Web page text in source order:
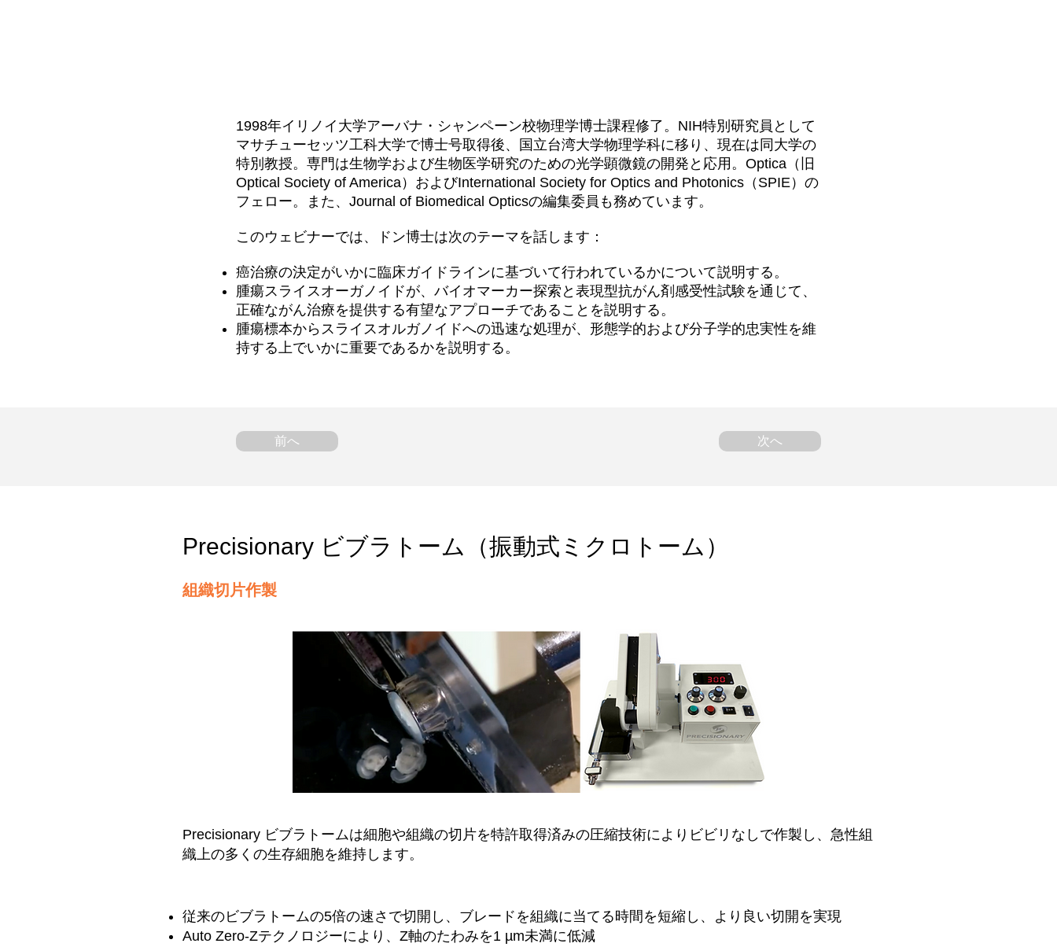
1998年イリノイ大学アーバナ・シャンペーン校物理学博士課程修了。NIH特別研究員として
マサチューセッツ工科大学で博士号取得後、国立台湾大学物理学科に移り、現在は同大学の
特別教授。専門は生物学および生物医学研究のための光学顕微鏡の開発と応用。Optica（旧
Optical Society of America）およびInternational Society for Optics and Photonics（SPIE）の
フェロー。また、Journal of Biomedical Opticsの編集委員も務めています。
このウェビナーでは、ドン博士は次のテーマを話します：
癌治療の決定がいかに臨床ガイドラインに基づいて行われているかについて説明する。
腫瘍スライスオーガノイドが、バイオマーカー探索と表現型抗がん剤感受性試験を通じて、
正確ながん治療を提供する有望なアプローチであることを説明する。
腫瘍標本からスライスオルガノイドへの迅速な処理が、形態学的および分子学的忠実性を維
持する上でいかに重要であるかを説明する。
前へ 次へ
Precisionary ビブラトーム（振動式ミクロトーム）
組織切片作製
Precisionary ビブラトームは細胞や組織の切片を特許取得済みの圧縮技術によりビビリなしで作製し、急性組
織上の多くの生存細胞を維持します。
従来のビブラトームの5倍の速さで切開し、ブレードを組織に当てる時間を短縮し、より良い切開を実現
Auto Zero-Zテクノロジーにより、Z軸のたわみを1 µm未満に低減